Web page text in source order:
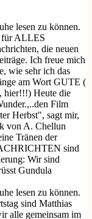
lesen zu können.
für ALLES
die neuen
Ich freue mich
wie sehr ich das
am Wort GUTE (
hier!!!) Heute die
Film
Herbst", sagt mir,
von A. Chellun
Tränen der
sind
Wir sind
Gundula
lesen zu können.
sind Matthias
alle gemeinsam im